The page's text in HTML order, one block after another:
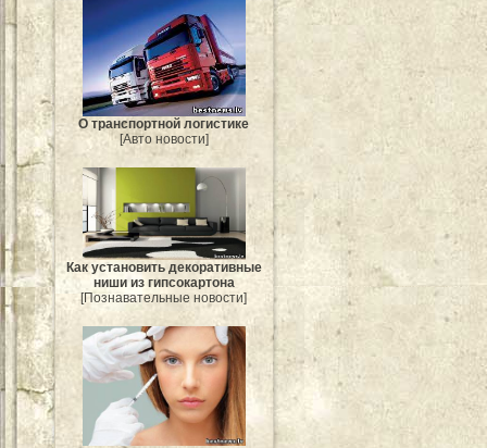
О транспортной логистике
[Авто новости]
Как установить декоративные
ниши из гипсокартона
[Познавательные новости]